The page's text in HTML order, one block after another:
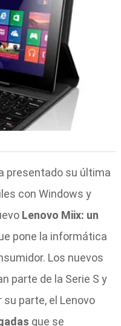
presentado su última
con Windows y
Lenovo Miix: un
pone la informática
Los nuevos
parte de la Serie S y
su parte, el Lenovo
que se